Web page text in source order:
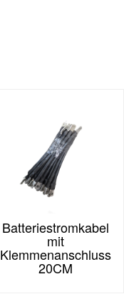
Batteriestromkabel
mit
Klemmenanschluss
20CM